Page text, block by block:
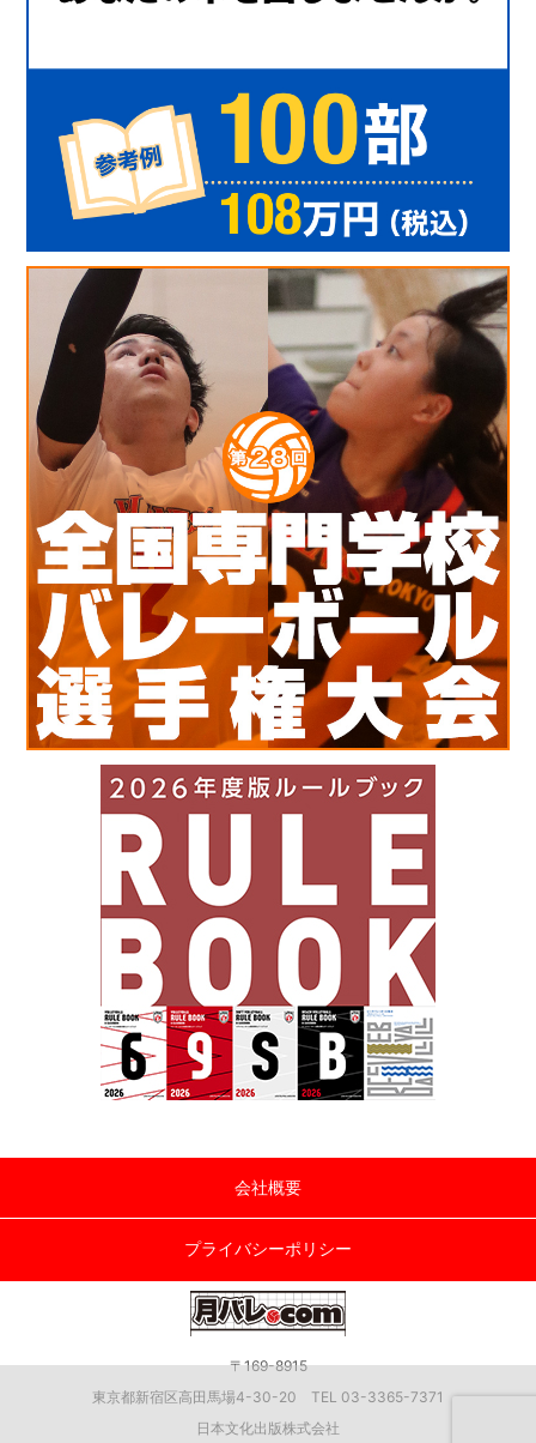
会社概要
プライバシーポリシー
〒169-8915
東京都新宿区高田馬場4-30-20 TEL 03-3365-7371
日本文化出版株式会社